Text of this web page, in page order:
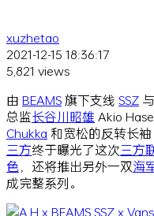
xuzhetao
2021-12-15 18:36:17
5,821 views
由 BEAMS旗下支线 SSZ
总监长谷川昭雄 Akio
Chukka 和宽松的反转长袖
三方终于曝光了这次三方
色 ，还将推出另外一双海
成完整系列。